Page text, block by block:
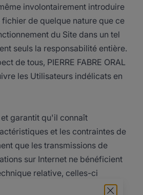
involontairement introduire
de quelque nature que ce
du Site dans un tel
seuls la responsabilité entière.
de tous, PIERRE FABRE ORAL
les Utilisateurs indélicats en
garantit qu'il connaît
et les contraintes de
que les transmissions de
sur Internet ne bénéficient
relative, celles-ci
hétérogènes aux